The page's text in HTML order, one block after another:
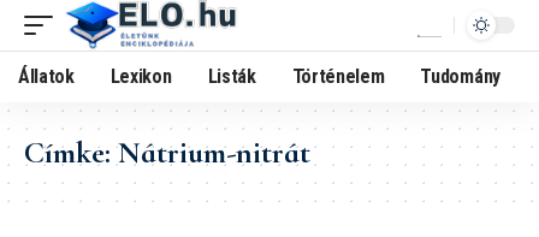
Állatok Lexikon Listák Történelem Tudomány
Címke:Nátrium-nitrát